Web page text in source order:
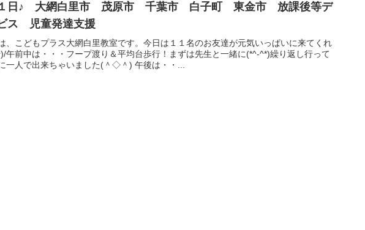
日♪ 大網白里市 茂原市 千葉市 白子町 東金市 放課後等デ
ス 児童発達支援
、こどもプラス大網白里教室です。今日は１１名のお友達が元気いっぱいに来てくれ
午前中は・・・フープ渡り＆平均台歩行！まずは先生と一緒に(*^-^*)繰り返し行って
一人で出来ちゃいました(＾◇＾) 午後は・・...